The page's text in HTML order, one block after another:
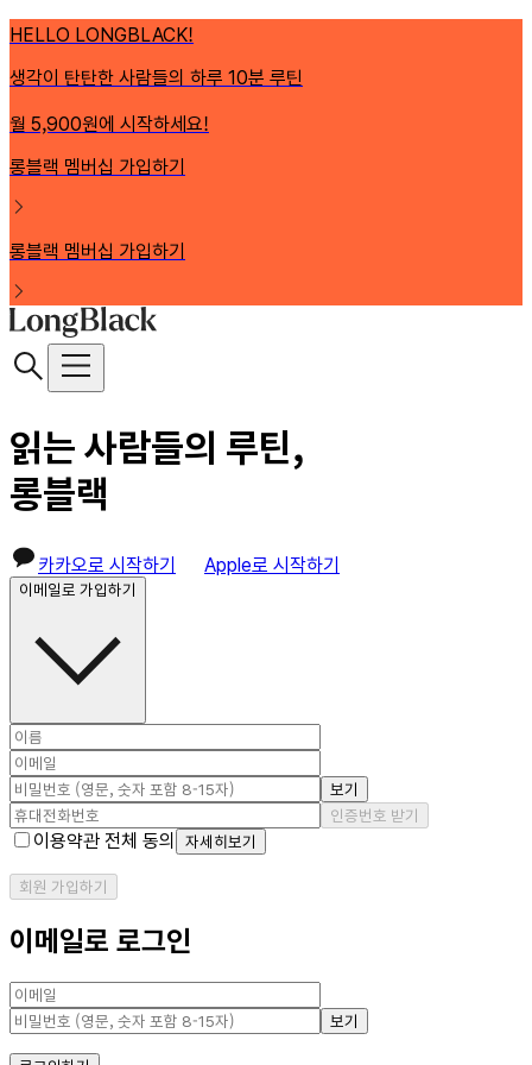
HELLO LONGBLACK!
생각이 탄탄한 사람들의 하루 10분 루틴
월 5,900원에 시작하세요!
롱블랙 멤버십 가입하기
롱블랙 멤버십 가입하기
읽는 사람들의 루틴,
롱블랙
카카오로 시작하기 Apple로 시작하기
이메일로 가입하기
보기
인증번호 받기
이용약관 전체 동의 자세히보기
회원 가입하기
이메일로 로그인
보기